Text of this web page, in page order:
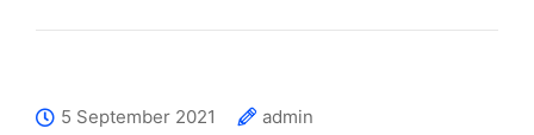
5 September 2021
admin